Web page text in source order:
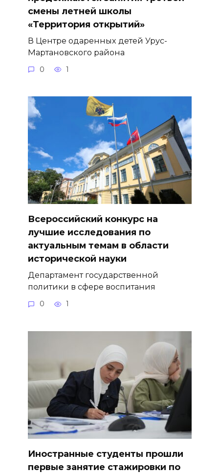
смены летней школы
«Территория открытий»
В Центре одаренных детей Урус-
Мартановского района
0 1
Всероссийский конкурс на
лучшие исследования по
актуальным темам в области
исторической науки
Департамент государственной
политики в сфере воспитания
0 1
Иностранные студенты прошли
первые занятие стажировки по